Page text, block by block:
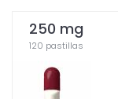
250 mg
120 pastillas